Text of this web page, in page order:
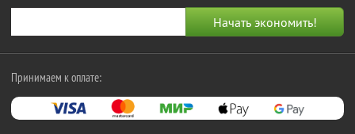
Принимаем к оплате: